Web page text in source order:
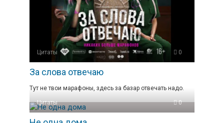
Цитаты 0
За слова отвечаю
Тут не твои марафоны, здесь за базар отвечать надо.
Цитаты 0